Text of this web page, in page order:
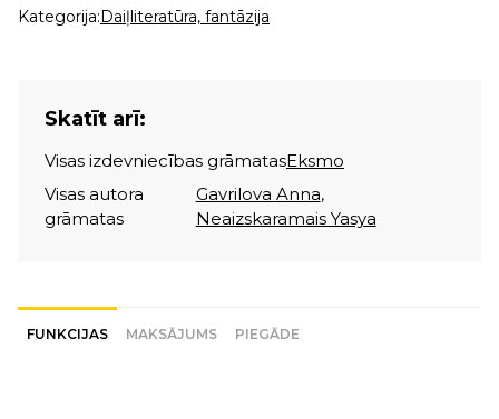
Kategorija:Daiļliteratūra, fantāzija
Skatīt arī:
Visas izdevniecības grāmatasEksmo
Visas autora
grāmatas
Gavrilova Anna,
Neaizskaramais Yasya
FUNKCIJAS MAKSĀJUMS PIEGĀDE